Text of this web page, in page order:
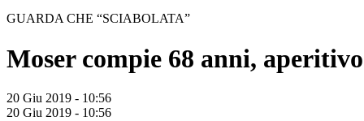
GUARDA CHE “SCIABOLATA”
Moser compie 68 anni,
20 Giu 2019 - 10:56
20 Giu 2019 - 10:56